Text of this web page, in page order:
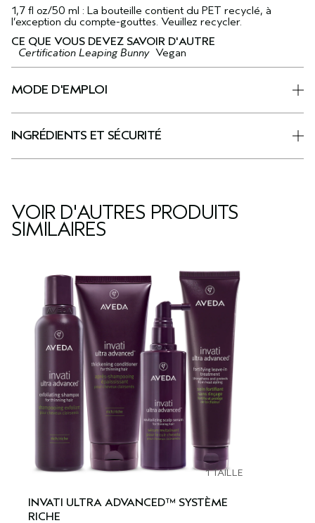
1,7 fl oz/50 ml : La bouteille contient du PET recyclé, à
l’exception du compte-gouttes. Veuillez recycler.
CE QUE VOUS DEVEZ SAVOIR D'AUTRE
Certification Leaping Bunny Vegan
MODE D'EMPLOI
INGRÉDIENTS ET SÉCURITÉ
VOIR D'AUTRES PRODUITS
SIMILAIRES
1 TAILLE
INVATI ULTRA ADVANCED™ SYSTÈME
RICHE